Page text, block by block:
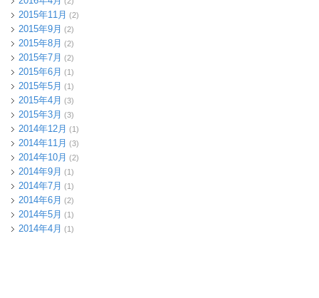
2015年11月 (2)
2015年9月 (2)
2015年8月 (2)
2015年7月 (2)
2015年6月 (1)
2015年5月 (1)
2015年4月 (3)
2015年3月 (3)
2014年12月 (1)
2014年11月 (3)
2014年10月 (2)
2014年9月 (1)
2014年7月 (1)
2014年6月 (2)
2014年5月 (1)
2014年4月 (1)